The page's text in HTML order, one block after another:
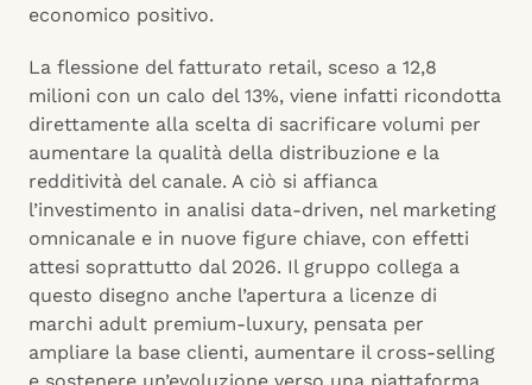
economico positivo.
La flessione del fatturato retail, sceso a 12,8
milioni con un calo del 13%, viene infatti ricondotta
direttamente alla scelta di sacrificare volumi per
aumentare la qualità della distribuzione e la
redditività del canale. A ciò si affianca
l’investimento in analisi data-driven, nel marketing
omnicanale e in nuove figure chiave, con effetti
attesi soprattutto dal 2026. Il gruppo collega a
questo disegno anche l’apertura a licenze di
marchi adult premium-luxury, pensata per
ampliare la base clienti, aumentare il cross-selling